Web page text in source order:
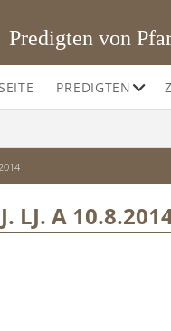
Predigten von
PREDIGTEN
LJ. A